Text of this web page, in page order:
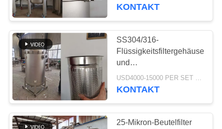
Industriefilter
80
KONTAKT
SS304/316-
Flüssigkeitsfiltergehäuse
und
Mehrfachbeutelfiltergehäuse
für die Weinfiltration
USD4000-15000 PER SET MOQ:1 Satz
KONTAKT
25-Mikron-Beutelfilter